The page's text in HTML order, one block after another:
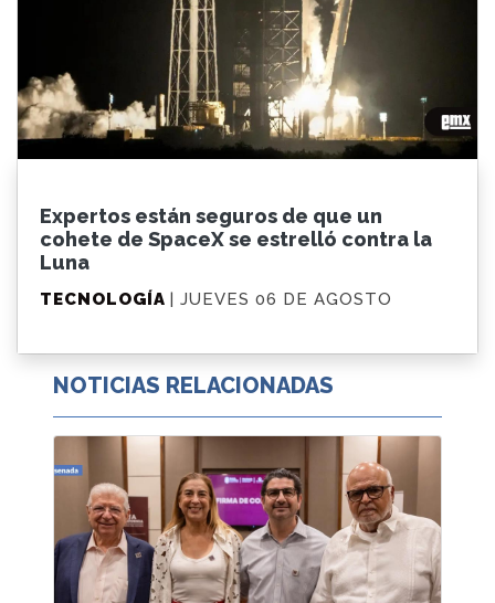
Expertos están seguros de que un
cohete de SpaceX se estrelló contra la
Luna
TECNOLOGÍA | JUEVES 06 DE AGOSTO
NOTICIAS RELACIONADAS